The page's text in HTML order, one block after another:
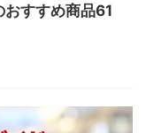
すすめ商品61